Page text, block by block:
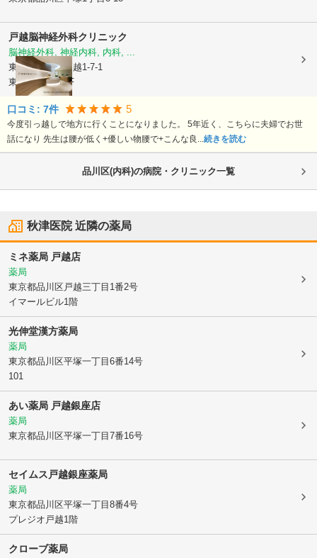
戸越脳神経外科クリニック
脳神経外科, 神経内科, 内科, ...
東京都品川区戸越1-7-1
東急戸越ビル1F
口コミ: 7件 5
今度引っ越しで地方に行くことになりました。 5年近く、こちらに夫婦でお世
話になり 先生は腰が低く+優しい物腰で+こんな良...続きを読む
品川区(内科)の病院・クリニック一覧
秋津医院近隣の薬局
ミネ薬局 戸越店
薬局
東京都品川区 戸越三丁目1番2号
イマールビル1階
光伸堂漢方薬局
薬局
東京都品川区平塚一丁目6番14号
101
あい薬局 戸越銀座店
薬局
東京都品川区平塚一丁目7番16号
セイムス戸越銀座薬局
薬局
東京都品川区平塚一丁目8番4号
プレジオ戸越1階
クローブ薬局